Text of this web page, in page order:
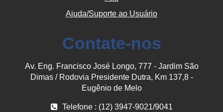
Ajuda/Suporte ao Usuário
Contate-nos
Av. Eng. Francisco José Longo, 777 - Jardim São
Dimas / Rodovia Presidente Dutra, Km 137,8 -
Eugênio de Melo
Telefone : (12) 3947-9021/9041